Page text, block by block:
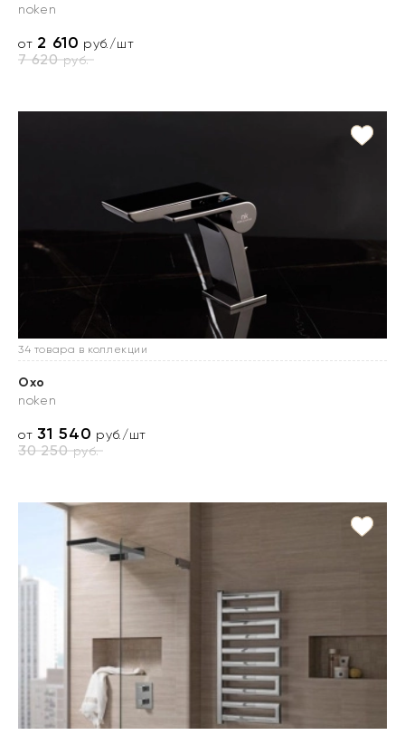
noken
от 2 610 руб./шт
7 620руб.
34 товара в коллекции
Oxo
noken
от31 540 руб./шт
30 250руб.